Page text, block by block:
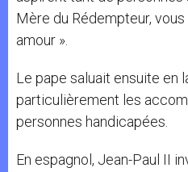
Mère du Rédempteur,
amour ».
Le pape saluait ensuite en
particulièrement les
personnes handicapées.
En espagnol, Jean-Paul II